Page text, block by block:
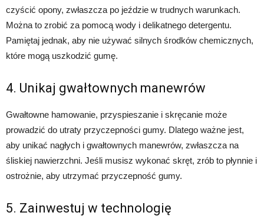
czyścić opony, zwłaszcza po jeździe w trudnych warunkach.
Można to zrobić za pomocą wody i delikatnego detergentu.
Pamiętaj jednak, aby nie używać silnych środków chemicznych,
które mogą uszkodzić gumę.
4. Unikaj gwałtownych manewrów
Gwałtowne hamowanie, przyspieszanie i skręcanie może
prowadzić do utraty przyczepności gumy. Dlatego ważne jest,
aby unikać nagłych i gwałtownych manewrów, zwłaszcza na
śliskiej nawierzchni. Jeśli musisz wykonać skręt, zrób to płynnie i
ostrożnie, aby utrzymać przyczepność gumy.
5. Zainwestuj w technologię